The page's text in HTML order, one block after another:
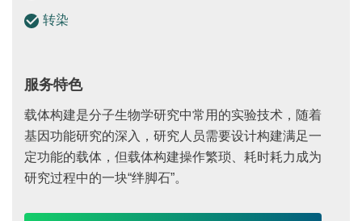
转染
服务特色
载体构建是分子生物学研究中常用的实验技术，随着
基因功能研究的深入，研究人员需要设计构建满足一
定功能的载体，但载体构建操作繁琐、耗时耗力成为
研究过程中的一块“绊脚石”。